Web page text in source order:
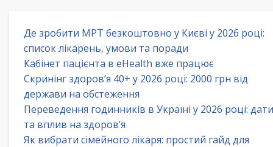
Де зробити МРТ безкоштовно у Києві у 2026 році:
список лікарень, умови та поради
Кабінет пацієнта в eHealth вже працює
Скринінг здоров’я 40+ у 2026 році: 2000 грн від
держави на обстеження
Переведення годинників в Україні у 2026 році: дати
та вплив на здоров’я
Як вибрати сімейного лікаря: простий гайд для